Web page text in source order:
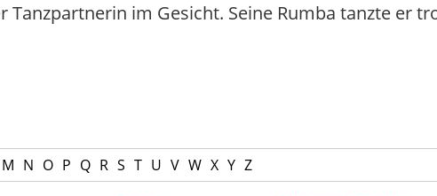
im Gesicht. Seine Rumba tanzte er
M N O P Q R S T U V W X Y Z